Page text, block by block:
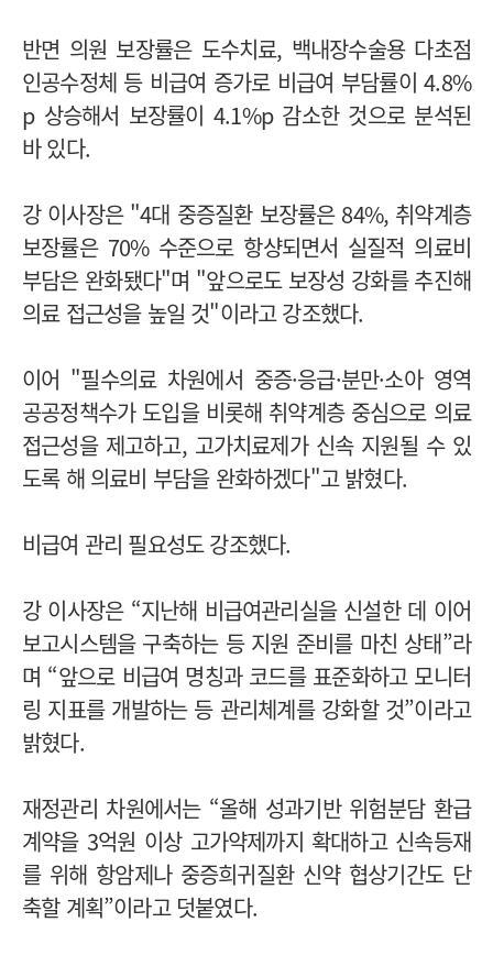
반면 의원 보장률은 도수치료, 백내장수술용 다초점
인공수정체 등 비급여 증가로 비급여 부담률이 4.8%
p 상승해서 보장률이 4.1%p 감소한 것으로 분석된
바 있다.
강 이사장은 "4대 중증질환 보장률은 84%, 취약계층
보장률은 70% 수준으로 항샹되면서 실질적 의료비
부담은 완화됐다"며 "앞으로도 보장성 강화를 추진해
의료 접근성을 높일 것"이라고 강조했다.
이어 "필수의료 차원에서 중증·응급·분만·소아 영역
공공정책수가 도입을 비롯해 취약계층 중심으로 의료
접근성을 제고하고, 고가치료제가 신속 지원될 수 있
도록 해 의료비 부담을 완화하겠다"고 밝혔다.
비급여 관리 필요성도 강조했다.
강 이사장은 “지난해 비급여관리실을 신설한 데 이어
보고시스템을 구축하는 등 지원 준비를 마친 상태”라
며 “앞으로 비급여 명칭과 코드를 표준화하고 모니터
링 지표를 개발하는 등 관리체계를 강화할 것”이라고
밝혔다.
재정관리 차원에서는 “올해 성과기반 위험분담 환급
계약을 3억원 이상 고가약제까지 확대하고 신속등재
를 위해 항암제나 중증희귀질환 신약 협상기간도 단
축할 계획”이라고 덧붙였다.